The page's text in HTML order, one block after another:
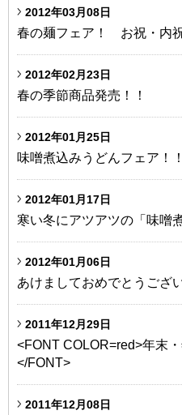
2012年03月08日
春の麺フェア！ お祝・内
2012年02月23日
春の季節商品発売！！
2012年01月25日
味噌煮込みうどんフェア！！
2012年01月17日
寒い冬にアツアツの「味噌
2012年01月06日
あけましておめでとうござ
2011年12月29日
<FONT COLOR=red>年末
</FONT>
2011年12月08日